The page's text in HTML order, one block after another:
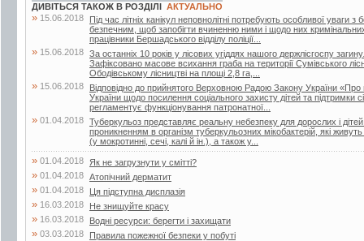
ДИВІТЬСЯ ТАКОЖ В РОЗДІЛІ АКТУАЛЬНО
» 15.06.2018
Під час літніх канікул неповнолітні потребують особливої уваги
безпечним, щоб запобігти вчиненню ними і щодо них
працівники Бершадського відділу поліції...
» 15.06.2018 За останніх 10 років у лісових угіддях нашого держлісгоспу
Зафіксовано масове всихання граба на території Сумівського
Ободівському лісництві на площі 2,8 га,...
» 15.06.2018
Відповідно до прийнятого Верховною Радою Закону України «Про
України щодо посилення соціального захисту дітей та підтримки
регламентує функціонування патронатної...
» 01.04.2018 Туберкульоз представляє реальну небезпеку для дорослих і
проникненням в організм туберкульозних мікобактерій, які
(у мокротинні, сечі, калі й ін.), а також у...
» 01.04.2018 Як не загрузнути у смітті?
» 01.04.2018 Атопічний дерматит
» 01.04.2018 Ця підступна дисплазія
» 16.03.2018 Не знищуйте красу
» 16.03.2018 Водні ресурси: берегти і захищати
» 03.03.2018 Правила пожежної безпеки у побуті